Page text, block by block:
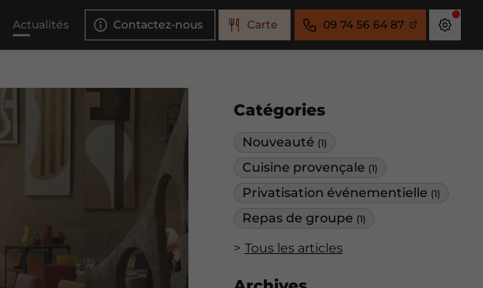
Actualités Contactez-nous Carte 09 74 56 64 87
Catégories
Nouveauté (1)
Cuisine provençale (1)
Privatisation événementielle (1)
Repas de groupe (1)
Tous les articles